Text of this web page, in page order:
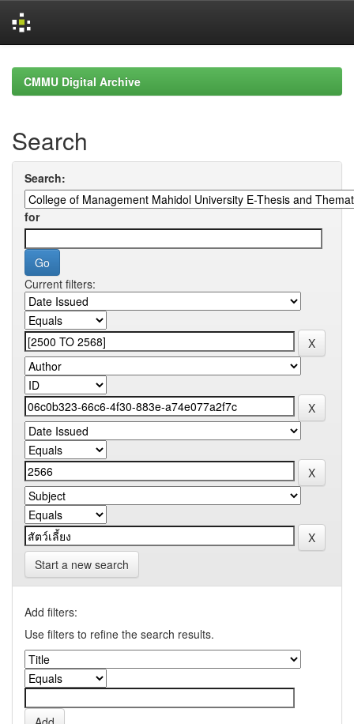
navigationCMMU Digital Archive
Search
Search:
for
Current filters:
Start a new search
Add filters:
Use filters to refine the search results.